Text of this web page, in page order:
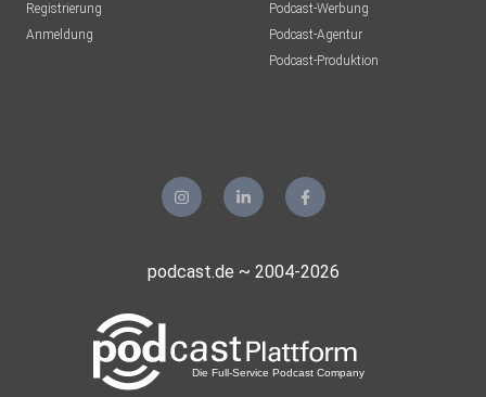
Registrierung
Anmeldung
Podcast-Werbung
Podcast-Agentur
Podcast-Produktion
podcast.de ~ 2004-2026